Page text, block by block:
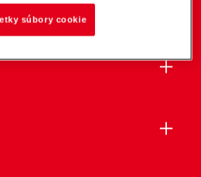
súbory cookie